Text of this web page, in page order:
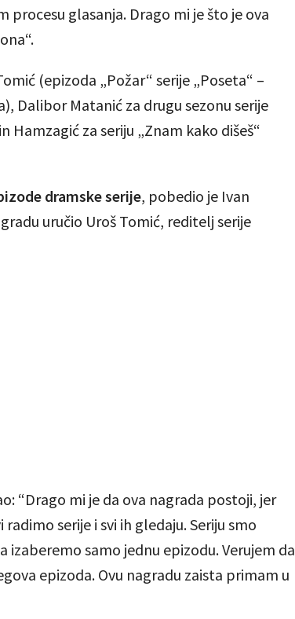
procesu glasanja. Drago mi je što je ova
(epizoda „Požar“ serije „Poseta“ –
Dalibor Matanić za drugu sezonu serije
Hamzagić za seriju „Znam kako dišeš“
dramske serije, pobedio je Ivan
uručio Uroš Tomić, reditelj serije
“Drago mi je da ova nagrada postoji, jer
serije i svi ih gledaju. Seriju smo
izaberemo samo jednu epizodu. Verujem da
epizoda. Ovu nagradu zaista primam u